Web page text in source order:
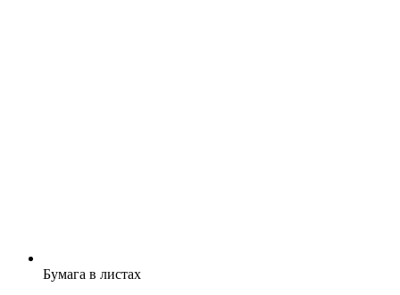
Бумага в листах